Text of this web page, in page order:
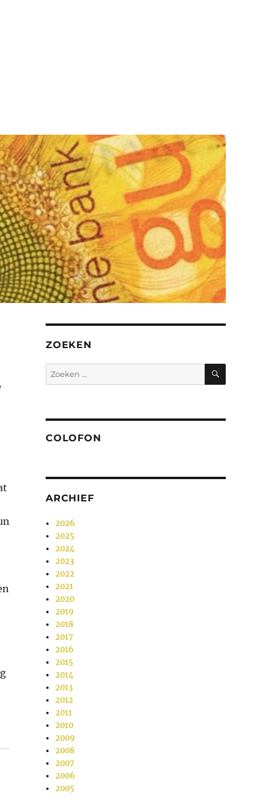
ZOEKEN
Zoeken
naar:
ZOEKEN
COLOFON
ARCHIEF
2026
2025
2024
2023
2022
2021
2020
2019
2018
2017
2016
2015
2014
2013
2012
2011
2010
2009
2008
2007
2006
2005